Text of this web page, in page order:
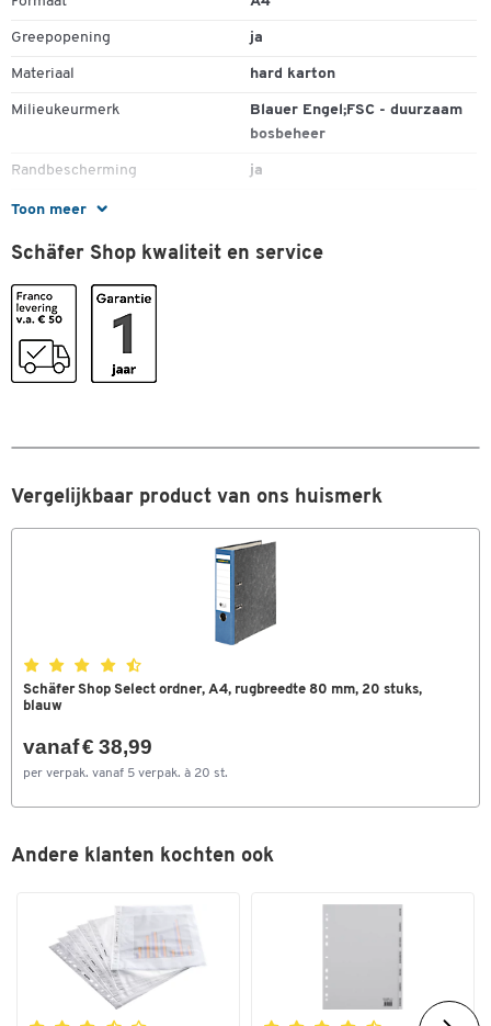
Toon meer
Greepopening ja
Materiaal hard karton
Milieukeurmerk
Blauer Engel;FSC - duurzaam
bosbeheer
Randbescherming ja
Rugbreedte (mm)
Rugetiket gelijmd
Kleuren
Kleur
Schäfer Shop kwaliteit en service
Vergelijkbaar product van ons huismerk
Schäfer Shop Select ordner, A4, rugbreedte 80 mm, 20 stuks,
blauw
vanaf € 38,99
per verpak. vanaf 5 verpak. à 20 st.
Andere klanten kochten ook